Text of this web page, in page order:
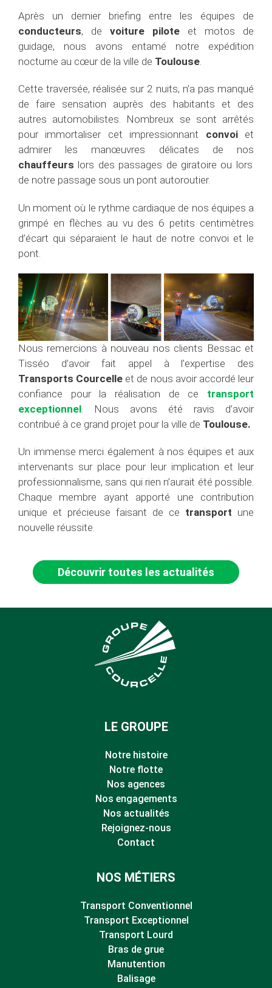
Après un dernier briefing entre les équipes de
conducteurs, de voiture pilote et motos de
guidage, nous avons entamé notre expédition
nocturne au cœur de la ville de Toulouse
Cette traversée, réalisée sur 2 nuits, n’a pas manqué
de faire sensation auprès des habitants et des
autres automobilistes. Nombreux se sont arrêtés
pour immortaliser cet impressionnant convoiet
admirer les manœuvres délicates de nos
chauffeurs lors des passages de giratoire ou lors
de notre passage sous un pont autoroutier.
Un moment où le rythme cardiaque de nos équipes a
grimpé en flèches au vu des 6 petits centimètres
d’écart qui séparaient le haut de notre convoi et le
pont.
Nous remercions à nouveau nos clients Bessac et
Tisséo d’avoir fait appel à l’expertise des
Transports Courcelle et de nous avoir accordé leur
confiance pour la réalisation de ce transport
exceptionnel . Nous avons été ravis d’avoir
contribué à ce grand projet pour la ville de Toulouse.
Un immense merci également à nos équipes et aux
intervenants sur place pour leur implication et leur
professionnalisme, sans qui rien n’aurait été possible.
Chaque membre ayant apporté une contribution
unique et précieuse faisant de ce transport une
nouvelle réussite.
Découvrir toutes les actualités
LE GROUPE
Notre histoire
Notre flotte
Nos agences
Nos engagements
Nos actualités
Rejoignez-nous
Contact
NOS MÉTIERS
Transport Conventionnel
Transport Exceptionnel
Transport Lourd
Bras de grue
Manutention
Balisage